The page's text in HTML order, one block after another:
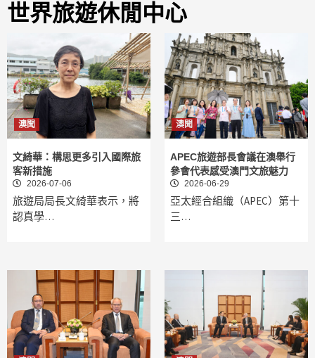
世界旅遊休閒中心
澳聞
文綺華：構思更多引入國際旅
客新措施
2026-07-06
旅遊局局長文綺華表示，將
認真學…
澳聞
APEC旅遊部長會議在澳舉行
參會代表感受澳門文旅魅力
2026-06-29
亞太經合組織（APEC）第十
三…